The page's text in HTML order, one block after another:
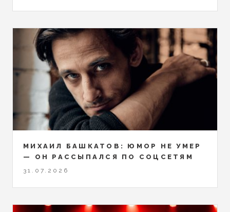
МИХАИЛ БАШКАТОВ: ЮМОР НЕ УМЕР
— ОН РАССЫПАЛСЯ ПО СОЦСЕТЯМ
31.07.2026